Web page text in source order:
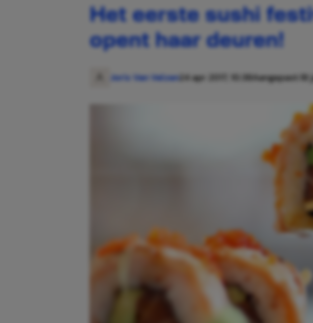
Het eerste sushi
opent haar deuren!
Joris Van Velzen24 apr 2017, 10:38Aangepast: 18